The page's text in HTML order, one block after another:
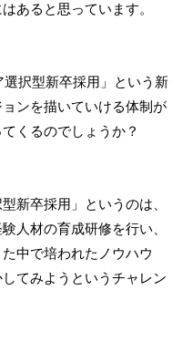
あると思っています。
択型新卒採用」という新
ンを描いていける体制が
くるのでしょうか？
新卒採用」というのは、
人材の育成研修を行い、
中で培われたノウハウ
てみようというチャレン